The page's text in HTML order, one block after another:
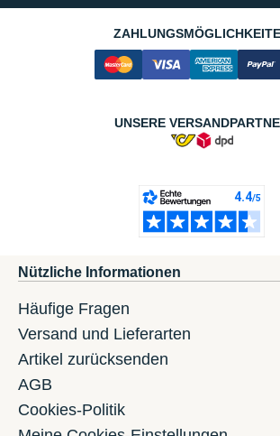
UNSERE
Nützliche Informationen
Häufige Fragen
Versand und Lieferarten
Artikel zurücksenden
AGB
Cookies-Politik